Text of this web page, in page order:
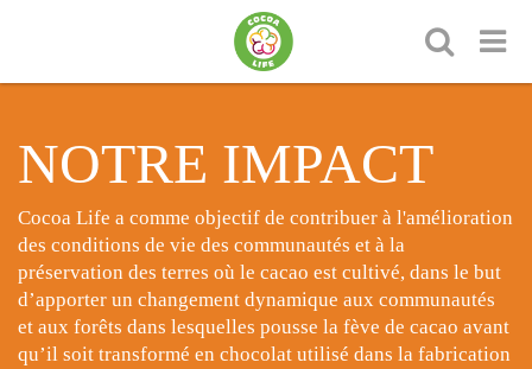
NOTRE IMPACT
Cocoa Life a comme objectif de contribuer à l'amélioration
des conditions de vie des communautés et à la
préservation des terres où le cacao est cultivé, dans le but
d’apporter un changement dynamique aux communautés
et aux forêts dans lesquelles pousse la fève de cacao avant
qu’il soit transformé en chocolat utilisé dans la fabrication